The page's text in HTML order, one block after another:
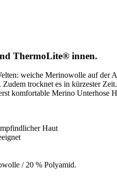
ThermoLite® innen.
weiche Merinowolle auf
trocknet es in kürzester
komfortable Merino
Haut
/ 20 % Polyamid.